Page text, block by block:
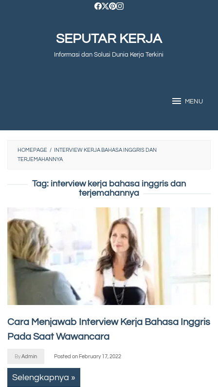
SEPUTAR KERJA
Informasi dan Solusi Dunia Kerja Terkini
MENU
HOMEPAGE /
INTERVIEW KERJA BAHASA INGGRIS DAN
TERJEMAHANNYA
Tag: interview kerja bahasa inggris dan
terjemahannya
Cara Menjawab Interview Kerja Bahasa Inggris
Pada Saat Wawancara
ByAdmin Posted on February 17, 2022
Selengkapnya »